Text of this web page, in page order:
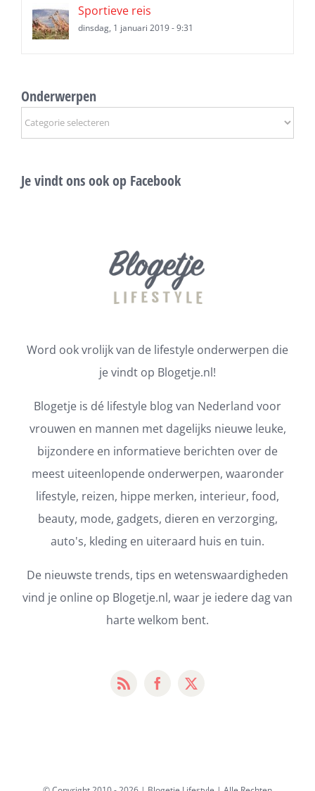
Sportieve reis
dinsdag, 1 januari 2019 - 9:31
Onderwerpen
Onderwerpen
Je vindt ons ook op Facebook
Word ook vrolijk van de lifestyle onderwerpen die
je vindt op Blogetje.nl!
Blogetje is dé lifestyle blog van Nederland voor
vrouwen en mannen met dagelijks nieuwe leuke,
bijzondere en informatieve berichten over de
meest uiteenlopende onderwerpen, waaronder
lifestyle, reizen, hippe merken, interieur, food,
beauty, mode, gadgets, dieren en verzorging,
auto's, kleding en uiteraard huis en tuin.
De nieuwste trends, tips en wetenswaardigheden
vind je online op Blogetje.nl, waar je iedere dag van
harte welkom bent.